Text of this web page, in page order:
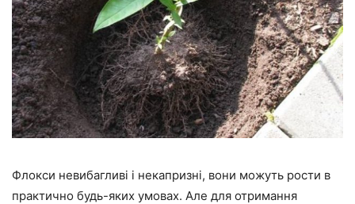
Флокси невибагливі і некапризні, вони можуть рости в
практично будь-яких умовах. Але для отримання